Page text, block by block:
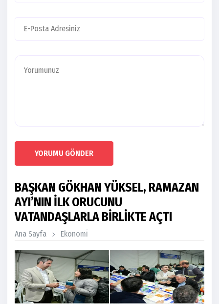
YORUMU GÖNDER
BAŞKAN GÖKHAN YÜKSEL, RAMAZAN
AYI’NIN İLK ORUCUNU
VATANDAŞLARLA BİRLİKTE AÇTI
Ana Sayfa Ekonomi̇